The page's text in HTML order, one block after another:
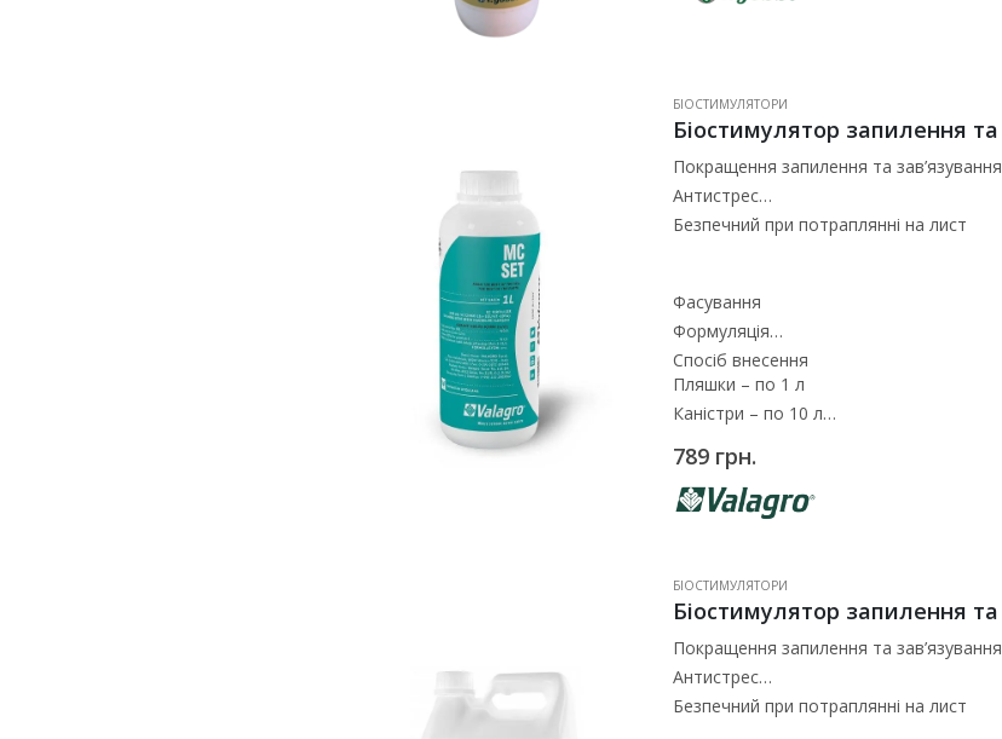
БІОСТИМУЛЯТОРИ
Покращення запилення та зав’язування
Антистрес
Безпечний при потраплянні на лист
Фасування
Формуляція
Спосіб внесення
Пляшки – по 1 л
Каністри – по 10 л
По листу (та чашолистиками)
789 грн.
БІОСТИМУЛЯТОРИ
Покращення запилення та зав’язування
Антистрес
Безпечний при потраплянні на лист